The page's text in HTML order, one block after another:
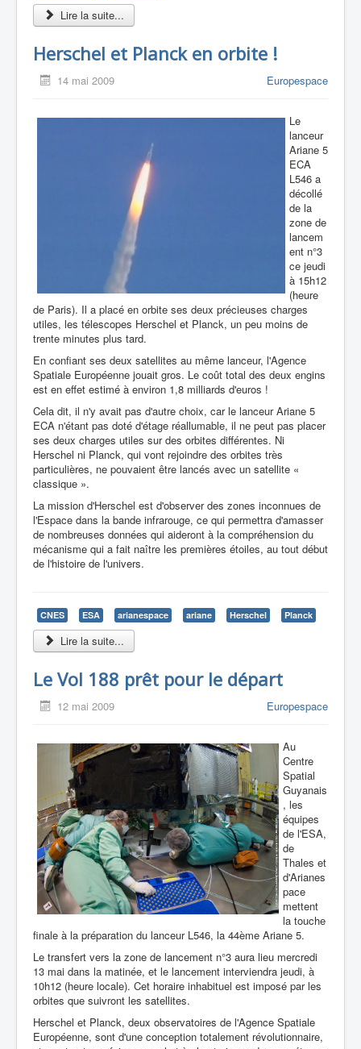
Lire la suite...
Herschel et Planck en orbite !
14 mai 2009 Europespace
Le
lanceur
Ariane 5
ECA
L546 a
décollé
de la
zone de
lancem
ent n°3
ce jeudi
à 15h12
(heure
de Paris). Il a placé en orbite ses deux précieuses charges
utiles, les télescopes Herschel et Planck, un peu moins de
trente minutes plus tard.
En confiant ses deux satellites au même lanceur, l'Agence
Spatiale Européenne jouait gros. Le coût total des deux engins
est en effet estimé à environ 1,8 milliards d'euros !
Cela dit, il n'y avait pas d'autre choix, car le lanceur Ariane 5
ECA n'étant pas doté d'étage réallumable, il ne peut pas placer
ses deux charges utiles sur des orbites différentes. Ni
Herschel ni Planck, qui vont rejoindre des orbites très
particulières, ne pouvaient être lancés avec un satellite «
classique ».
La mission d'Herschel est d'observer des zones inconnues de
l'Espace dans la bande infrarouge, ce qui permettra d'amasser
de nombreuses données qui aideront à la compréhension du
mécanisme qui a fait naître les premières étoiles, au tout début
de l'histoire de l'univers.
CNES ESA arianespace ariane Herschel Planck
Lire la suite...
Le Vol 188 prêt pour le départ
12 mai 2009 Europespace
Au
Centre
Spatial
Guyanais
, les
équipes
de l'ESA,
de
Thales et
d'Arianes
pace
mettent
la touche
finale à la préparation du lanceur L546, la 44ème Ariane 5.
Le transfert vers la zone de lancement n°3 aura lieu mercredi
13 mai dans la matinée, et le lancement interviendra jeudi, à
10h12 (heure locale). Cet horaire inhabituel est imposé par les
orbites que suivront les satellites.
Herschel et Planck, deux observatoires de l'Agence Spatiale
Européenne, sont d'une conception totalement révolutionnaire,